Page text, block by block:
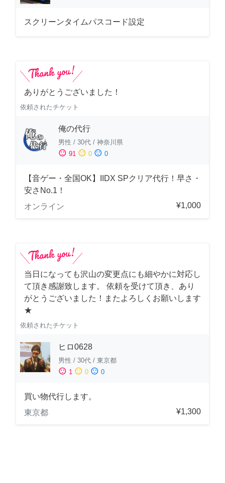
スクリーンタイムパスコード設定
ありがとうございました！
依頼されたチケット
俺の代行
男性 / 30代 / 神奈川県
sentiment_satisfied 91 sentiment_neutral 0 sentiment_dissatisfied 0
【音ゲー・全国OK】IIDX SPクリア代行！早さ・
安さNo.1！
オンライン
¥1,000
当日になっても沢山の変更点にも細やかに対応し
て頂き感謝致します。 依頼を受けて頂き、あり
がとうございました！またよろしくお願いします
★
依頼されたチケット
ヒロ0628
男性 / 30代 / 東京都
sentiment_satisfied 1 sentiment_neutral 0 sentiment_dissatisfied 0
買い物代行します。
東京都
¥1,300